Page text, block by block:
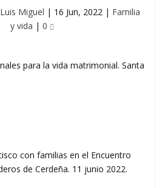
Miguel | 16 Jun, 2022 | Familia
y vida | 0
con familias en el Encuentro
de Cerdeña. 11 junio 2022.